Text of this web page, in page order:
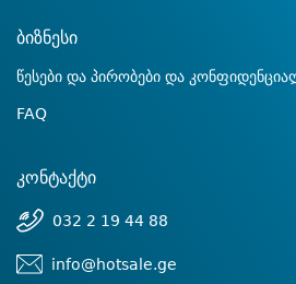
ბიზნესი
წესები და პირობები და
FAQ
კონტაქტი
032 2 19 44 88
info@hotsale.ge